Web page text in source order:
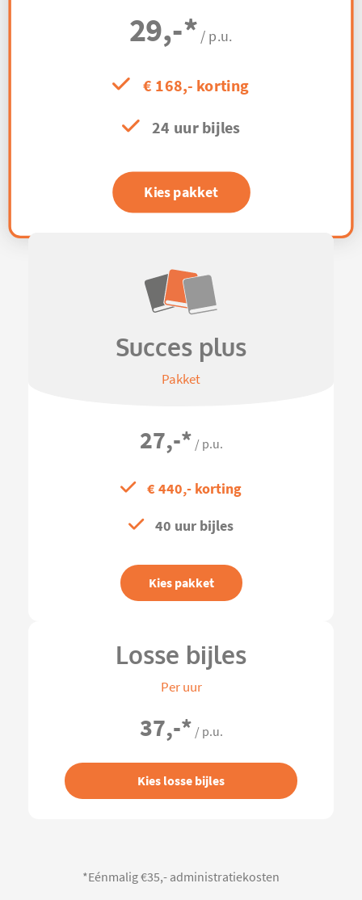
29,-* / p.u.
€ 168,- korting
24 uur bijles
Kies pakket
Succes plus
Pakket
27,-* / p.u.
€ 440,- korting
40 uur bijles
Kies pakket
Losse bijles
Per uur
37,-* / p.u.
Kies losse bijles
*Eénmalig €35,- administratiekosten